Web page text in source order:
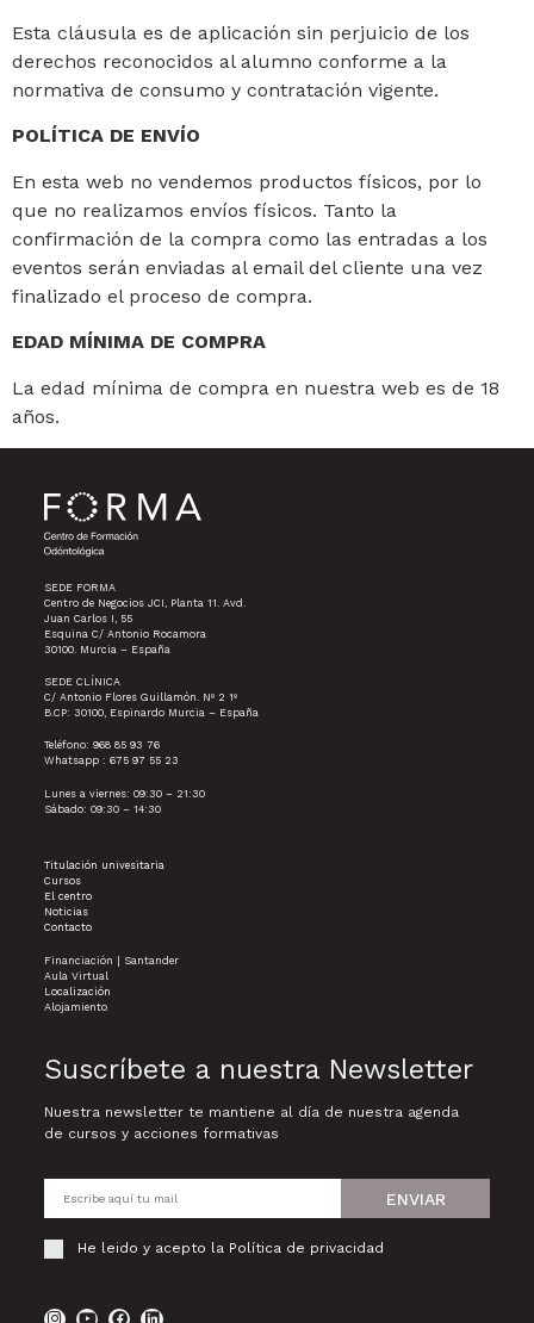
Esta cláusula es de aplicación sin perjuicio de los
derechos reconocidos al alumno conforme a la
normativa de consumo y contratación vigente.
POLÍTICA DE ENVÍO
En esta web no vendemos productos físicos, por lo
que no realizamos envíos físicos. Tanto la
confirmación de la compra como las entradas a los
eventos serán enviadas al email del cliente una vez
finalizado el proceso de compra.
EDAD MÍNIMA DE COMPRA
La edad mínima de compra en nuestra web es de 18
años.
SEDE FORMA
Centro de Negocios JCI, Planta 11. Avd.
Juan Carlos I, 55
Esquina C/ Antonio Rocamora
30100. Murcia – España
SEDE CLÍNICA
C/ Antonio Flores Guillamón. Nº 2 1º
B.CP: 30100, Espinardo Murcia – España
Teléfono: 968 85 93 76
Whatsapp : 675 97 55 23
Lunes a viernes: 09:30 – 21:30
Sábado: 09:30 – 14:30
Titulación univesitaria
Cursos
El centro
Noticias
Contacto
Financiación | Santander
Aula Virtual
Localización
Alojamiento
Suscríbete a nuestra Newsletter
Nuestra newsletter te mantiene al día de nuestra agenda
de cursos y acciones formativas
He leido y acepto la Política de privacidad
ENVIAR